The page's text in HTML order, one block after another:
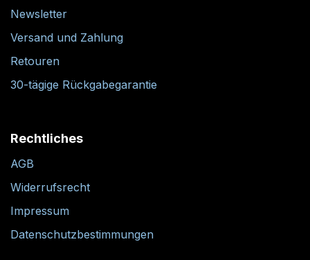
Newsletter
Versand und Zahlung
Retouren
30-tägige Rückgabegarantie
Rechtliches
AGB
Widerrufsrecht
Impressum
Datenschutzbestimmungen